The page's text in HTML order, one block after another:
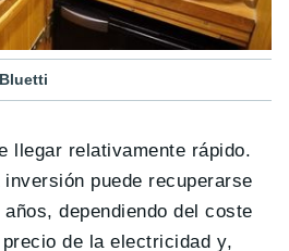
llegar relativamente rápido.
puede recuperarse
dependiendo del coste
de la electricidad y,